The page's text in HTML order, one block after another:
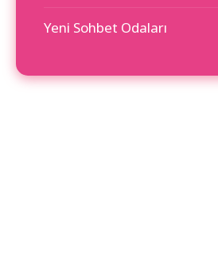
Yeni Sohbet Odaları